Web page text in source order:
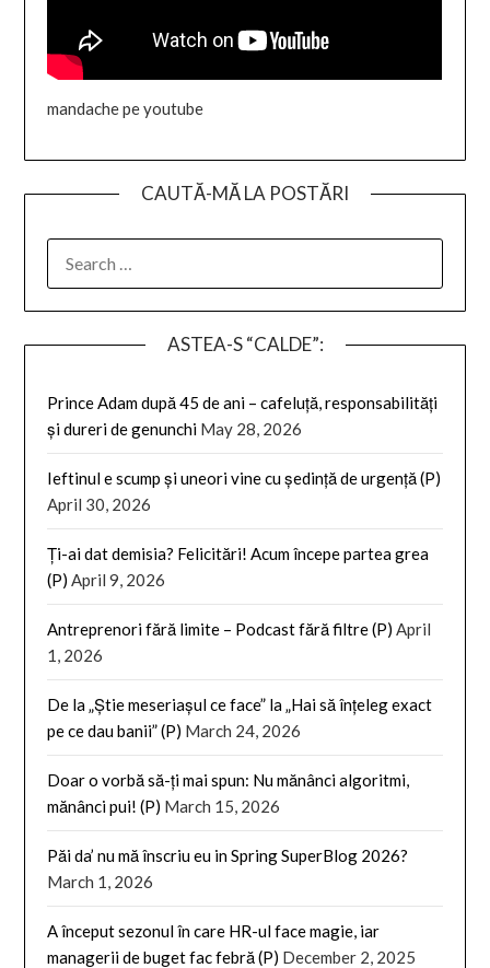
mandache pe youtube
CAUTĂ-MĂ LA POSTĂRI
FOR:
ASTEA-S “CALDE”:
Prince Adam după 45 de ani – cafeluță, responsabilități
și dureri de genunchi May 28, 2026
Ieftinul e scump și uneori vine cu ședință de urgență (P)
April 30, 2026
Ți-ai dat demisia? Felicitări! Acum începe partea grea
(P) April 9, 2026
Antreprenori fără limite – Podcast fără filtre (P) April
1, 2026
De la „Știe meseriașul ce face” la „Hai să înțeleg exact
pe ce dau banii” (P) March 24, 2026
Doar o vorbă să-ți mai spun: Nu mănânci algoritmi,
mănânci pui! (P) March 15, 2026
Păi da’ nu mă înscriu eu in Spring SuperBlog 2026?
March 1, 2026
A început sezonul în care HR-ul face magie, iar
managerii de buget fac febră (P) December 2, 2025